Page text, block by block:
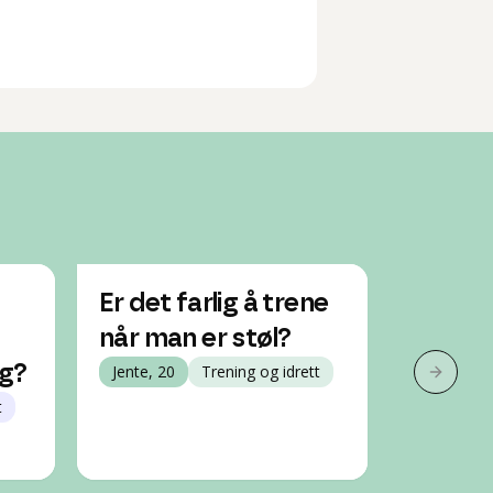
Er det farlig å trene
når man er støl?
Jente, 20 Trening og idrett
bleNeste